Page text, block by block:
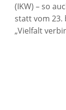
(IKW) – so
statt vom 23.
„Vielfalt